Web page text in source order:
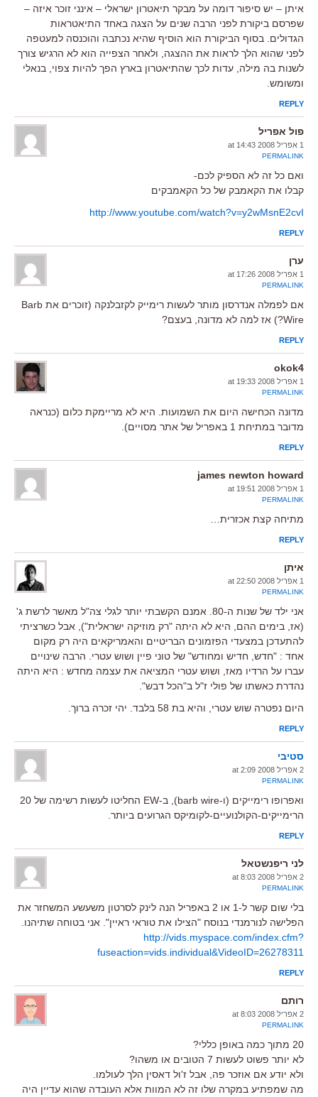
איתן – יש סיפור דומה על מבקר תיאטרון ישראלי – אינני זוכר איזה –
שפרסם ביקורת לפני הרבה שנים על הצגה באחד התיאטראות
הגדולים. בסוף הביקורת הוא הוסיף שהיא נכתבה והוכנסה למעטפה
לפני שהוא הלך לראות את ההצגה, ולאחר הצפייה הוא לא הרגיש צורך
לשנות בה מילה, עדות לכך שהתיאטרון בארץ הפך להיות צפוי, בנאלי
ומשומש.
REPLY
פול אפריל
1 אפריל 2008 at 14:43
PERMALINK
ואם כל זה לא הספיק לכם-
קבלו את הקאמבק של כל הקאמבקים
http://www.youtube.com/watch?v=y2wMsnE2cvI
REPLY
ערן
1 אפריל 2008 at 17:26
PERMALINK
אם לפמלה אנדרסון מותר לעשות רימייק לקזבלנקה (זוכרים את Barb
Wire?) אז למה לא מדונה, בעצם?
REPLY
okok4
1 אפריל 2008 at 19:33
PERMALINK
מדונה הכחישה היום את השמועות. היא לא מריימקת כלום (כנראה
מדובר במתיחת 1 באפריל של אתר מסויים).
REPLY
james newton howard
1 אפריל 2008 at 19:51
PERMALINK
מתיחה קצת אכזרית…
REPLY
איתן
1 אפריל 2008 at 22:50
PERMALINK
אני ילד של שנות ה-80. אמנם הקשבתי יותר לגלי צה"ל מאשר לרשת ג'
(אז, בימים ההם, היא לא היתה "רק מוזיקה ישראלית"), אבל כשרציתי
להתעדכן במצעדי הפזמונים הבריטיים והאמריקאים היה רק מקום
אחד : "חדש, חדיש ומחודש" של טוני פיין ושוש עטרי. הרבה שינויים
עברו על הרדיו מאז, ושוש עטרי המציאה את עצמה מחדש : היא היתה
נהדרת כאשתו של פולי ז"ל ב"הכל דבש".
היום נפטרה שוש עטרי, והיא בת 58 בלבד. יהי זכרה ברוך.
REPLY
סטיבי
2 אפריל 2008 at 2:09
PERMALINK
ואפרופו רימייקים (ו-barb wire), ב-EW החליטו לעשות רשימה של 20
הרימייקים-הקולנועיים-לקומיקס הגרועים ביותר.
REPLY
לני ריפנשטאל
2 אפריל 2008 at 8:03
PERMALINK
בלי שום קשר ל-1 או 2 באפריל הנה לינק לסרטון משעשע המשחזר את
הפלישה לנורמנדי בנוסח "הצילו את טוראי ראיין". אני בטוחה שתיהנו.
http://vids.myspace.com/index.cfm?
fuseaction=vids.individual&VideoID=26278311
REPLY
רותם
2 אפריל 2008 at 8:03
PERMALINK
20 מתוך כמה באופן כללי?
לא יותר פשוט לעשות 7 הטובים או משהו?
ולא יודע אם אוזכר פה, אבל ז'ול דאסין הלך לעולמו.
מה שמפתיע במקרה שלו זה לא המוות אלא העובדה שהוא עדיין היה